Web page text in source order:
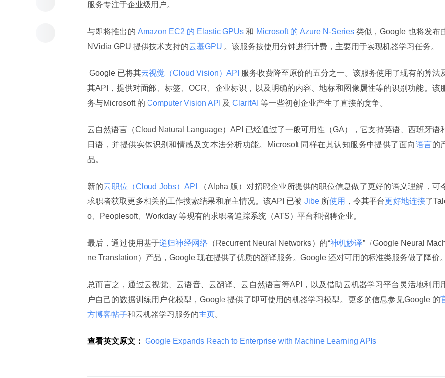
服务专注于企业级用户。
与即将推出的 Amazon EC2 的 Elastic GPUs 和 Microsoft 的 Azure N-Series 类似，Google 也将发布
NVidia GPU 提供技术支持的云基GPU 。该服务按使用分钟进行计费，主要用于实现机器学习任务。
Google 已将其云视觉（Cloud Vision）API
服务收费降至原价的五分之一。该服务使用了现有的算法
其API，提供对面部、标签、OCR、企业标识，以及明确的内容、地标和图像属性等的识别功能。该
务与Microsoft 的 Computer Vision API 及 ClarifAI 等一些初创企业产生了直接的竞争。
云自然语言（Cloud Natural Language）API 已经通过了一般可用性（GA），它支持英语、西班牙语
日语，并提供实体识别和情感及文本法分析功能。Microsoft 同样在其认知服务中提供了面向语言的
品。
新的云职位（Cloud Jobs）API
（Alpha 版）对招聘企业所提供的职位信息做了更好的语义理解，可
求职者获取更多相关的工作搜索结果和雇主情况。该API 已被 Jibe 所使用 ，令其平台更好地连接了
o、Peoplesoft、Workday 等现有的求职者追踪系统（ATS）平台和招聘企业。
最后，通过使用基于递归神经网络 （Recurrent Neural Networks）的“神机妙译”（Google Neural
ne Translation）产品，Google 现在提供了优质的翻译服务。Google 还对可用的标准类服务做了降价。
总而言之，通过云视觉、云语音、云翻译、云自然语言等API，以及借助云机器学习平台灵活地利用
户自己的数据训练用户化模型，Google 提供了即可使用的机器学习模型。更多的信息参见Google 的
方博客帖子和云机器学习服务的主页。
查看英文原文： Google Expands Reach to Enterprise with Machine Learning APIs